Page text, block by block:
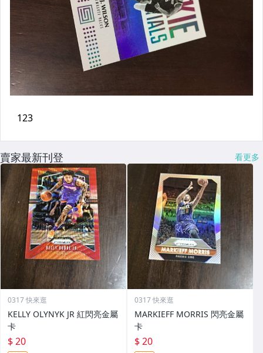
賣家最新刊登 看更多
0317 快來逛
KELLY OLYNYK JR 紅閃亮金屬
卡
$ 20
0317 快來逛
MARKIEFF MORRIS 閃亮金屬
卡
$ 20